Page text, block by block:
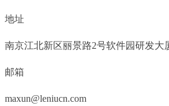
地址
南京江北新区丽景路2号软件园研发大
邮箱
maxun@leniucn.com